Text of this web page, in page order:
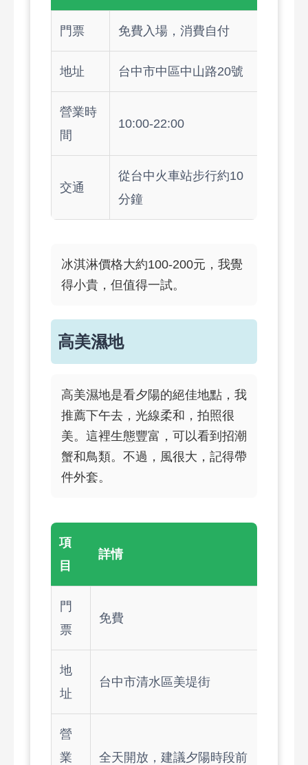
門票 免費入場，消費自付
地址 台中市中區中山路20號
營業時
間
10:00-22:00
交通
從台中火車站步行約10
分鐘
冰淇淋價格大約100-200元，我覺
得小貴，但值得一試。
高美濕地
高美濕地是看夕陽的絕佳地點，我
推薦下午去，光線柔和，拍照很
美。這裡生態豐富，可以看到招潮
蟹和鳥類。不過，風很大，記得帶
件外套。
項
目
詳情
門
票
免費
地
址
台中市清水區美堤街
營
業
全天開放，建議夕陽時段前